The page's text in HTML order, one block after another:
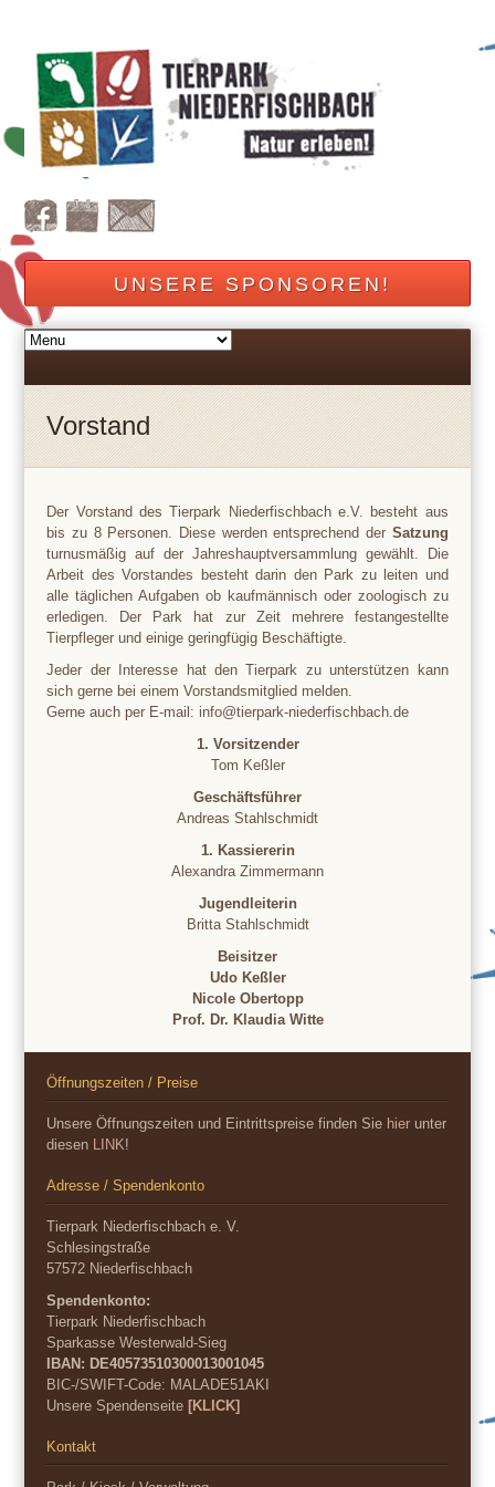
UNSERE SPONSOREN!
Vorstand
Der Vorstand des Tierpark Niederfischbach e.V. besteht aus
bis zu 8 Personen. Diese werden entsprechend der Satzung
turnusmäßig auf der Jahreshauptversammlung gewählt. Die
Arbeit des Vorstandes besteht darin den Park zu leiten und
alle täglichen Aufgaben ob kaufmännisch oder zoologisch zu
erledigen. Der Park hat zur Zeit mehrere festangestellte
Tierpfleger und einige geringfügig Beschäftigte.
Jeder der Interesse hat den Tierpark zu unterstützen kann
sich gerne bei einem Vorstandsmitglied melden.
Gerne auch per E-mail: info@tierpark-niederfischbach.de
1. Vorsitzender
Tom Keßler
Geschäftsführer
Andreas Stahlschmidt
1. Kassiererin
Alexandra Zimmermann
Jugendleiterin
Britta Stahlschmidt
Beisitzer
Udo Keßler
Nicole Obertopp
Prof. Dr. Klaudia Witte
Öffnungszeiten / Preise
Unsere Öffnungszeiten und Eintrittspreise finden Sie hier unter
diesen LINK!
Adresse / Spendenkonto
Tierpark Niederfischbach e. V.
Schlesingstraße
57572 Niederfischbach
Spendenkonto:
Tierpark Niederfischbach
Sparkasse Westerwald-Sieg
IBAN: DE40573510300013001045
BIC-/SWIFT-Code: MALADE51AKI
Unsere Spendenseite [KLICK]
Kontakt